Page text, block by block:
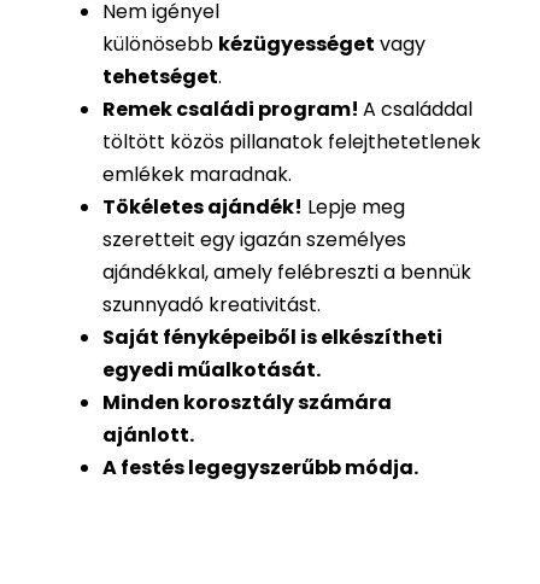
Nem igényel
különösebb kézügyességet vagy
tehetséget.
Remek családi program! A családdal
töltött közös pillanatok felejthetetlenek
emlékek maradnak.
Tökéletes ajándék! Lepje meg
szeretteit egy igazán személyes
ajándékkal, amely felébreszti a bennük
szunnyadó kreativitást.
Saját fényképeiből iselkészítheti
egyedi műalkotását.
Minden korosztály számára
ajánlott.
A festés legegyszerűbb módja.